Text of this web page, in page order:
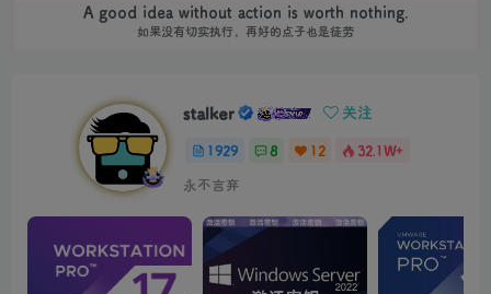
A good idea without action is worth nothing.
如果没有切实执行，再好的点子也是徒劳
stalker 关注
1929 8 12
32.1W+
永不言弃